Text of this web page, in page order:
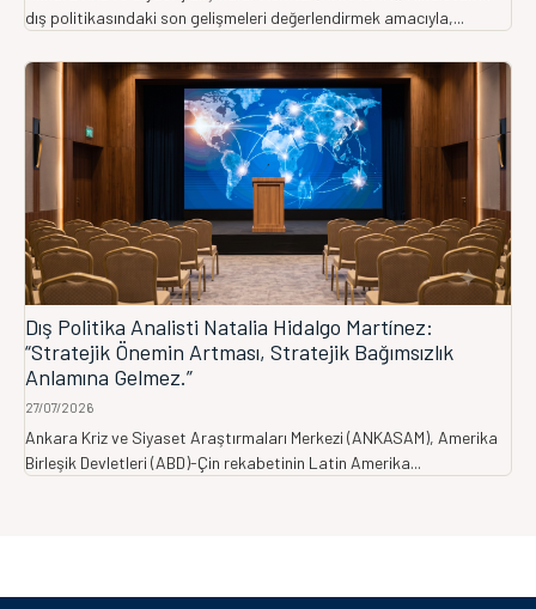
dış politikasındaki son gelişmeleri değerlendirmek amacıyla,...
Dış Politika Analisti Natalia Hidalgo Martínez:
“Stratejik Önemin Artması, Stratejik Bağımsızlık
Anlamına Gelmez.”
27/07/2026
Ankara Kriz ve Siyaset Araştırmaları Merkezi (ANKASAM), Amerika
Birleşik Devletleri (ABD)-Çin rekabetinin Latin Amerika...